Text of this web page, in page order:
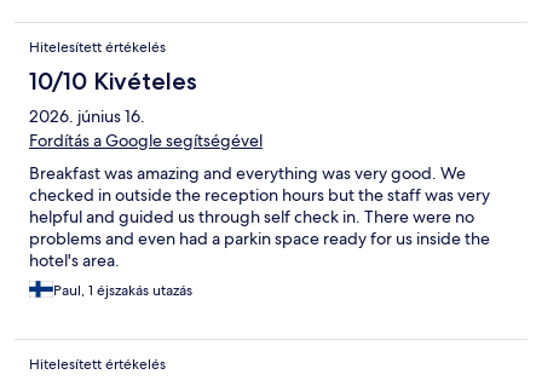
Hitelesített értékelés
10/10 Kivételes
2026. június 16.
Fordítás a Google segítségével
Breakfast was amazing and everything was very good. We
checked in outside the reception hours but the staff was very
helpful and guided us through self check in. There were no
problems and even had a parkin space ready for us inside the
hotel's area.
Paul, 1 éjszakás utazás
Hitelesített értékelés